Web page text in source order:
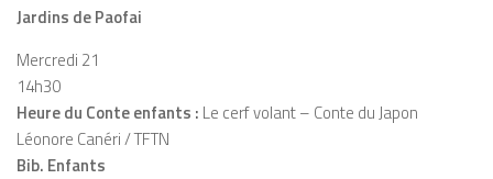
Jardins de Paofai
Mercredi 21
14h30
Heure du Conte enfants : Le cerf volant – Conte du Japon
Léonore Canéri / TFTN
Bib. Enfants